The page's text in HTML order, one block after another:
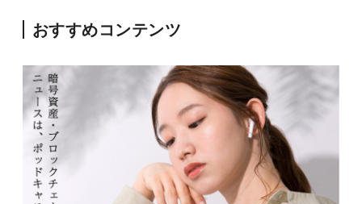
おすすめコンテンツ